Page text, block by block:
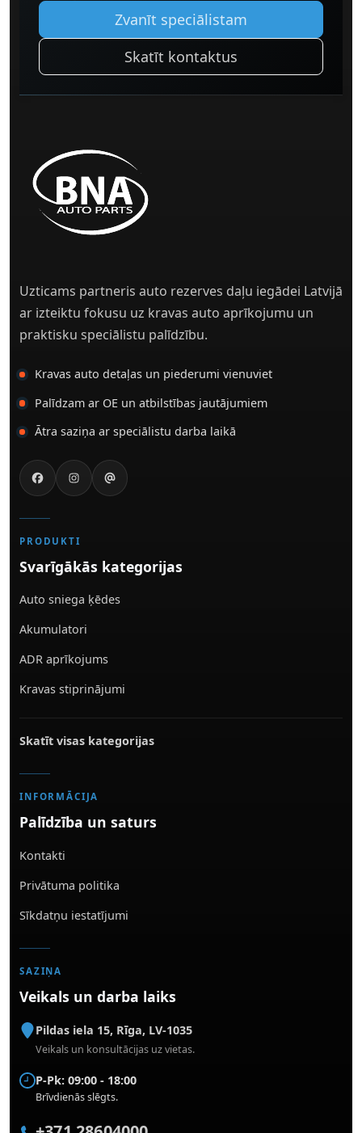
Zvanīt speciālistam
Skatīt kontaktus
Uzticams partneris auto rezerves daļu iegādei Latvijā
ar izteiktu fokusu uz kravas auto aprīkojumu un
praktisku speciālistu palīdzību.
Kravas auto detaļas un piederumi vienuviet
Palīdzam ar OE un atbilstības jautājumiem
Ātra saziņa ar speciālistu darba laikā
PRODUKTI
Svarīgākās kategorijas
Auto sniega ķēdes
Akumulatori
ADR aprīkojums
Kravas stiprinājumi
Skatīt visas kategorijas
INFORMĀCIJA
Palīdzība un saturs
Kontakti
Privātuma politika
Sīkdatņu iestatījumi
SAZIŅA
Veikals un darba laiks
Pildas iela 15, Rīga, LV-1035
Veikals un konsultācijas uz vietas.
P-Pk: 09:00 - 18:00
Brīvdienās slēgts.